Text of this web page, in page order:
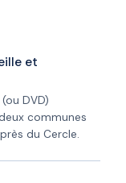
et
DVD)
communes
du Cercle.